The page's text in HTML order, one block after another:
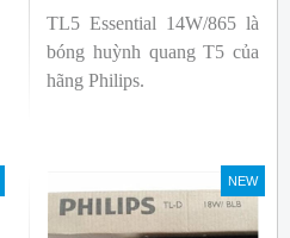
TL5 Essential 14W/865 là
bóng huỳnh quang T5 của
hãng Philips.
NEW